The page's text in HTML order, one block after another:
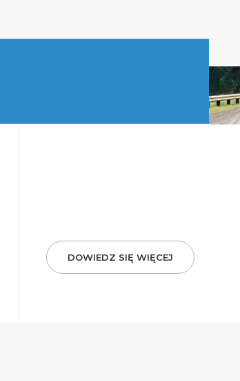
DOWIEDZ SIĘ WIĘCEJ